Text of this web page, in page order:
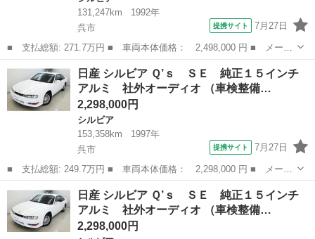
131,247km
1992年
呉市
提携サイト 7月27日
■ 支払総額: 271.7万円 ■ 車両本体価格： 2,498,000 円 ■ メーカ
ー名： 日産 ■ 車種名： シルビア ■ グレード名： Ｑ’ｓ クラ
ブセレクション 車高調 社外１７インチアルミ フルエアロ 社外
ステア...
呉市 シルビア
日産 シルビア Ｑ’ｓ ＳＥ 純正１５インチ
アルミ 社外オーディオ （車検整備…
2,298,000円
シルビア
153,358km
1997年
呉市
提携サイト 7月27日
■ 支払総額: 249.7万円 ■ 車両本体価格： 2,298,000 円 ■ メーカ
ー名： 日産 ■ 車種名： シルビア ■ グレード名： Ｑ’ｓ Ｓ
Ｅ 純正１５インチアルミ 社外オーディオ ■ 排気量： 2000cc ...
呉市 シルビア
日産 シルビア Ｑ’ｓ ＳＥ 純正１５インチ
アルミ 社外オーディオ （車検整備…
2,298,000円